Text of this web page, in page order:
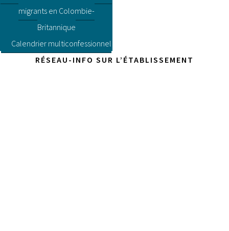
migrants en Colombie-
Britannique
Calendrier multiconfessionnel
RÉSEAU-INFO SUR L’ÉTABLISSEMENT